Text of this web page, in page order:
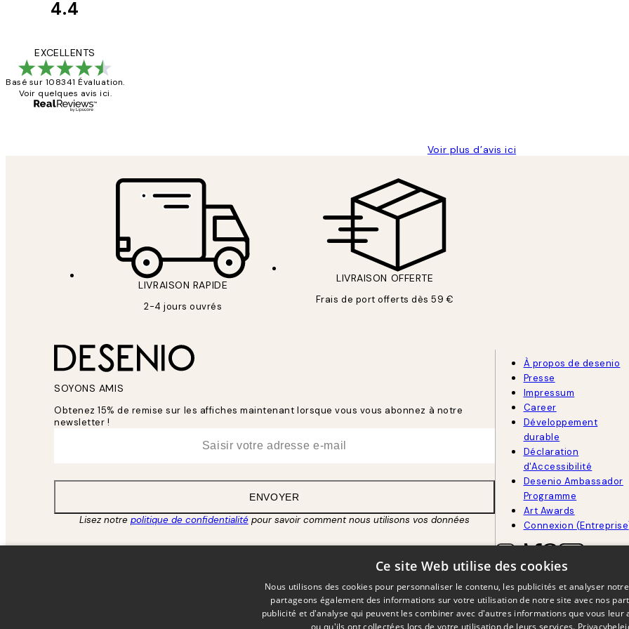
4.4
EXCELLENTS
Basé sur 108341 Évaluation.
Voir quelques avis ici.
Voir plus d’avis ici
LIVRAISON RAPIDE
2-4 jours ouvrés
LIVRAISON OFFERTE
Frais de port offerts dès 59 €
SOYONS AMIS
Obtenez 15% de remise sur les affiches maintenant lorsque vous vous abonnez à notre
newsletter !
ENVOYER
Lisez notre politique de confidentialitépour savoir comment nous utilisons vos données
À propos de desenio
Presse
Impressum
Career
Développement
durable
Déclaration
d'Accessibilité
Desenio Ambassador
Programme
Art Awards
Connexion
BEL FRANÇAIS
Ce site Web utilise des cookies
Nous utilisons des cookies pour personnaliser le contenu, les publicités et analyser
partageons également des informations sur votre utilisation de notre site avec nos
publicité et d'analyse qui peuvent les combiner avec d'autres informations que vous leur
ou qu'ils ont collectées lors de votre utilisation de leurs services.